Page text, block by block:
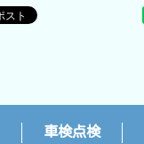
車検点検